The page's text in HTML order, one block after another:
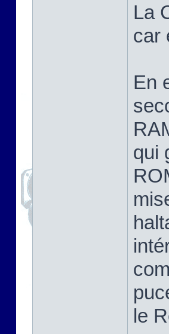
La
car
En
qui
le